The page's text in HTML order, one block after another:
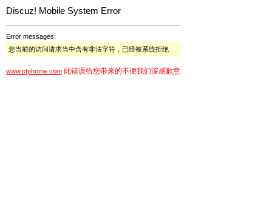
Discuz! Mobile System Error
Error messages:
您当前的访问请求当中含有非法字符，已经被系统拒绝
www.ctphome.com 此错误给您带来的不便我们深感歉意